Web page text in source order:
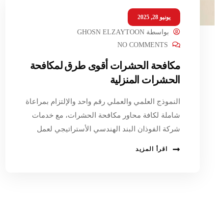
يونيو 28, 2025
بواسطةGHOSN ELZAYTOON
NO COMMENTS
مكافحة الحشرات أقوى طرق لمكافحة
الحشرات المنزلية
النموذج العلمي والعملي رقم واحد والإلتزام بمراعاة
شاملة لكافة محاور مكافحة الحشرات، مع خدمات
شركة الفوذان البند الهندسي الأستراتيجي لعمل
اقرأ المزيد